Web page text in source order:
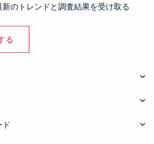
のトレンドと調査結果を受け取る
る